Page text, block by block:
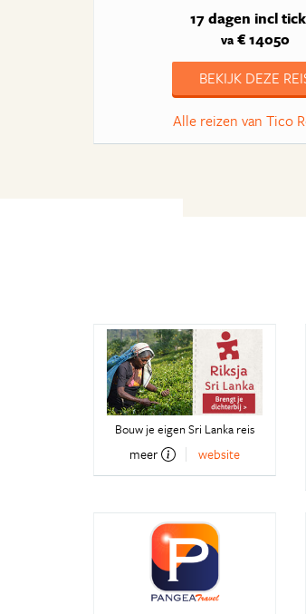
17 dagen incl
va€ 14050
BEKIJK DEZE
Alle reizen van Tico
Bouw je eigen Sri Lanka reis
meer website